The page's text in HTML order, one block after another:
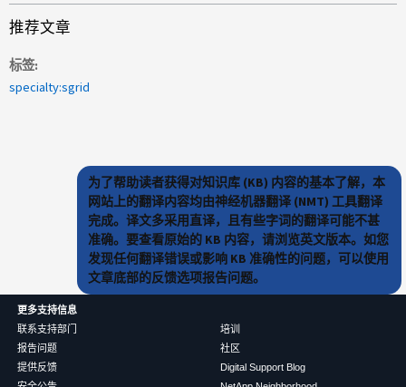
推荐文章
标签
specialty:sgrid
为了帮助读者获得对知识库 (KB) 内容的基本了解，本
网站上的翻译内容均由神经机器翻译 (NMT) 工具翻译
完成。译文多采用直译，且有些字词的翻译可能不甚
准确。要查看原始的 KB 内容，请浏览英文版本。如您
发现任何翻译错误或影响 KB 准确性的问题，可以使用
文章底部的反馈选项报告问题。
更多支持信息
联系支持部门
报告问题
提供反馈
培训
社区
Digital Support Blog